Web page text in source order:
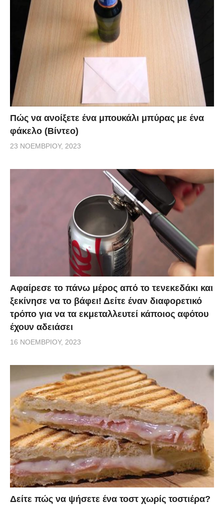
Πώς να ανοίξετε ένα μπουκάλι μπύρας με ένα
φάκελο (Βίντεο)
23 ΝΟΕΜΒΡΊΟΥ, 2023
Αφαίρεσε το πάνω μέρος από το τενεκεδάκι και
ξεκίνησε να το βάφει! Δείτε έναν διαφορετικό
τρόπο για να τα εκμεταλλευτεί κάποιος αφότου
έχουν αδειάσει
16 ΝΟΕΜΒΡΊΟΥ, 2023
Δείτε πώς να ψήσετε ένα τοστ χωρίς τοστιέρα?